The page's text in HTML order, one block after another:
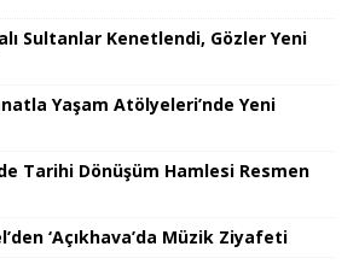
Sultanlar Kenetlendi, Gözler Yeni
Yaşam Atölyeleri’nde Yeni
Tarihi Dönüşüm Hamlesi Resmen
‘Açıkhava’da Müzik Ziyafeti